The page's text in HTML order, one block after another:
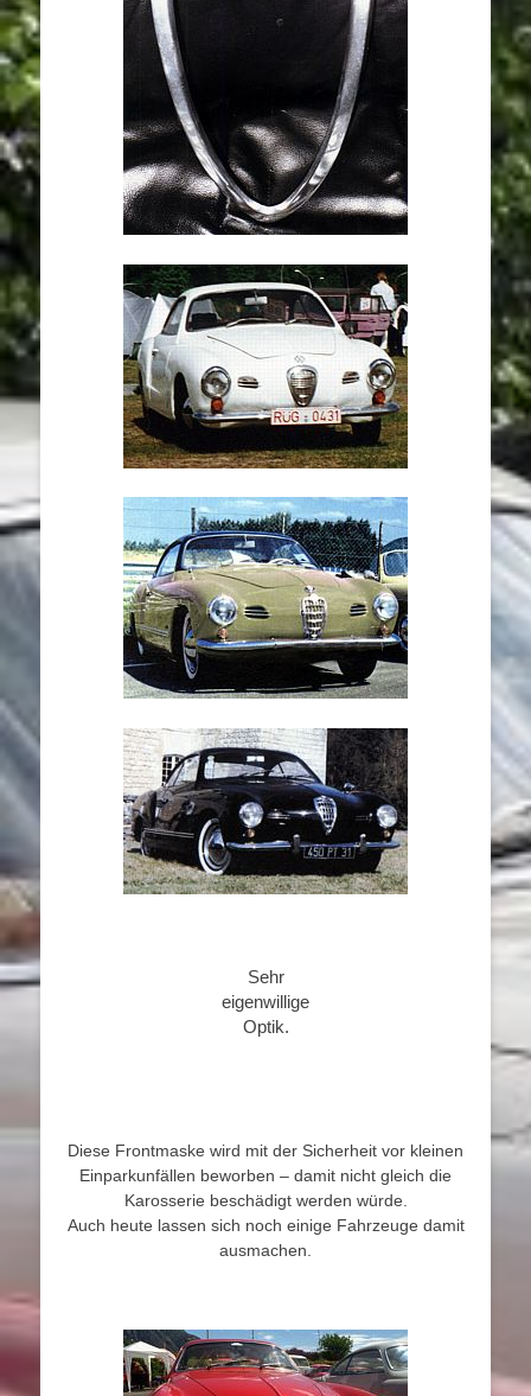
Sehr
eigenwillige
Optik.
Diese Frontmaske wird mit der Sicherheit vor kleinen
Einparkunfällen beworben – damit nicht gleich die
Karosserie beschädigt werden würde.
Auch heute lassen sich noch einige Fahrzeuge damit
ausmachen.